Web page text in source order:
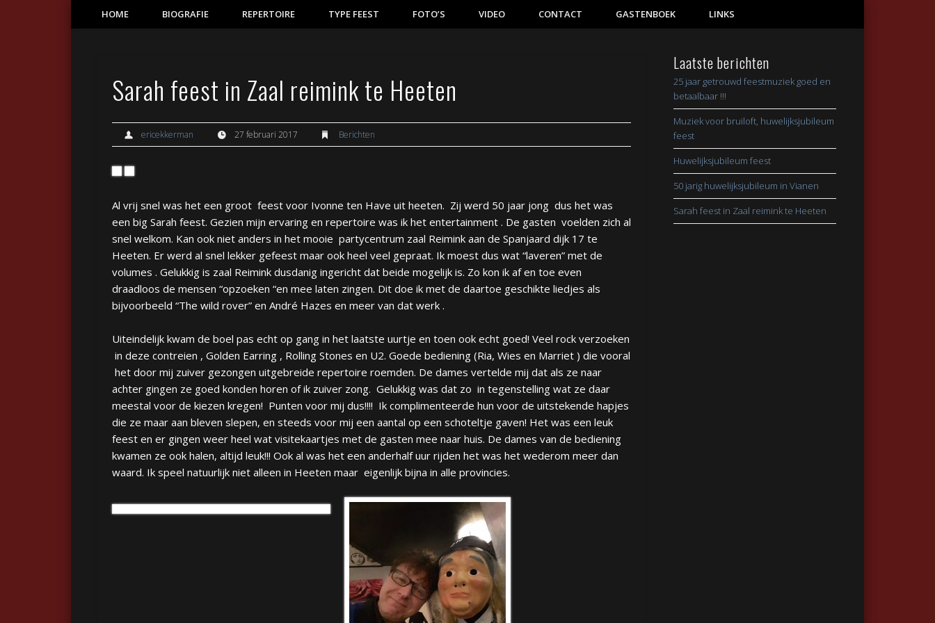
HOME BIOGRAFIE REPERTOIRE TYPE FEEST FOTO’S VIDEO CONTACT GASTENBOEK LINKS
Sarah feest in Zaal reimink te Heeten
ericekkerman 27 februari 2017 Berichten
Al vrij snel was het een groot feest voor Ivonne ten Have uit heeten. Zij werd 50 jaar jong dus het was
een bigSarah feest. Gezien mijn ervaring en repertoire was ik het entertainment . De gasten voelden zich al
snel welkom. Kan ook niet anders in het mooie partycentrum zaal Reiminkaan de Spanjaard dijk 17 te
Heeten. Er werd al snel lekker gefeest maar ook heel veel gepraat. Ik moest dus wat “laveren” met de
volumes . Gelukkig is zaal Reimink dusdanig ingericht dat beide mogelijk is. Zo kon ik af en toe even
draadloos de mensen “opzoeken “en mee laten zingen. Dit doe ik met de daartoe geschikte liedjes als
bijvoorbeeld “The wild rover” en André Hazes en meer van dat werk .
Uiteindelijk kwam de boel pas echt op gang in het laatste uurtje en toen ook echt goed! Veel rock verzoeken
in deze contreien , Golden Earring , Rolling Stones en U2. Goede bediening (Ria, Wies en Marriet ) die vooral
het door mij zuiver gezongen uitgebreide repertoire roemden. De dames vertelde mij dat als ze naar
achter gingen ze goed konden horen of ik zuiver zong. Gelukkig was dat zo in tegenstelling wat ze daar
meestal voor de kiezen kregen! Punten voor mij dus!!!! Ik complimenteerde hun voor de uitstekende hapjes
die ze maar aan bleven slepen, en steeds voor mij een aantal op een schoteltje gaven! Het was een leuk
feest en er gingen weer heel wat visitekaartjes met de gasten mee naar huis. De dames van de bediening
kwamen ze ook halen, altijd leuk!!! Ook al was het een anderhalf uur rijden het was het wederom meer dan
waard. Ik speel natuurlijk niet alleen in Heeten maar eigenlijk bijna in alle provincies.
Laatste berichten
25 jaar getrouwd feestmuziek goed en
betaalbaar !!!
Muziek voor bruiloft, huwelijksjubileum
feest
Huwelijksjubileum feest
50 jarig huwelijksjubileum in Vianen
Sarah feest in Zaal reimink te Heeten